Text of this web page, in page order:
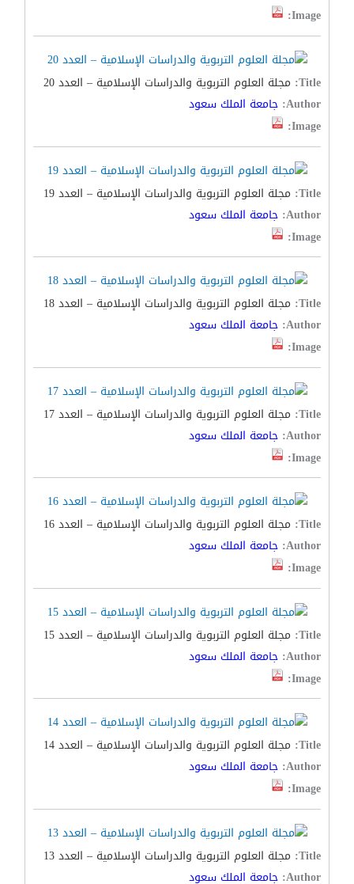
Image:
Title: مجلة العلوم التربوية والدراسات الإسلامية – العدد 20
Author: جامعة الملك سعود
Image:
Title: مجلة العلوم التربوية والدراسات الإسلامية – العدد 19
Author: جامعة الملك سعود
Image:
Title: مجلة العلوم التربوية والدراسات الإسلامية – العدد 18
Author: جامعة الملك سعود
Image:
Title: مجلة العلوم التربوية والدراسات الإسلامية – العدد 17
Author: جامعة الملك سعود
Image:
Title: مجلة العلوم التربوية والدراسات الإسلامية – العدد 16
Author: جامعة الملك سعود
Image:
Title: مجلة العلوم التربوية والدراسات الإسلامية – العدد 15
Author: جامعة الملك سعود
Image:
Title: مجلة العلوم التربوية والدراسات الإسلامية – العدد 14
Author: جامعة الملك سعود
Image:
Title: مجلة العلوم التربوية والدراسات الإسلامية – العدد 13
Author: جامعة الملك سعود